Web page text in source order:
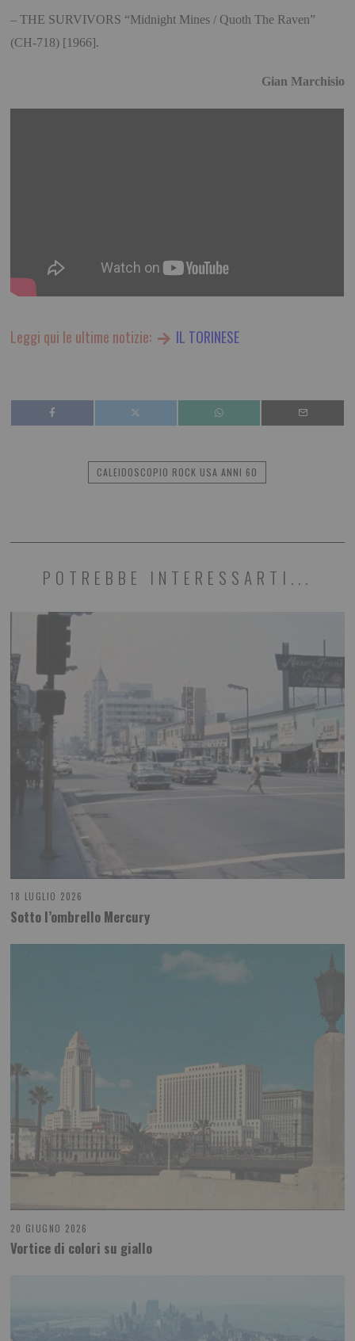
– THE SURVIVORS “Midnight Mines / Quoth The Raven”
(CH-718) [1966].
Gian Marchisio
Leggi qui le ultime notizie: IL TORINESE
CALEIDOSCOPIO ROCK USA ANNI 60
POTREBBE INTERESSARTI...
18 LUGLIO 2026
Sotto l’ombrello Mercury
20 GIUGNO 2026
Vortice di colori su giallo